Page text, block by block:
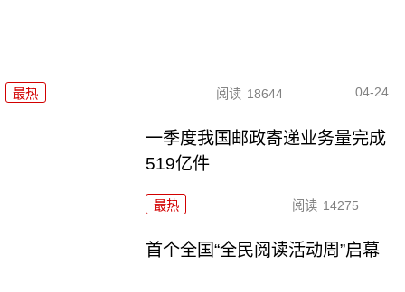
最热 阅读 18644 04-24
一季度我国邮政寄递业务量完成
519亿件
最热 阅读 14275
首个全国“全民阅读活动周”启幕